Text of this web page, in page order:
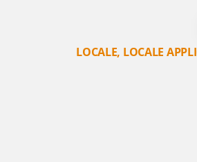
LOCALE, LOCALE